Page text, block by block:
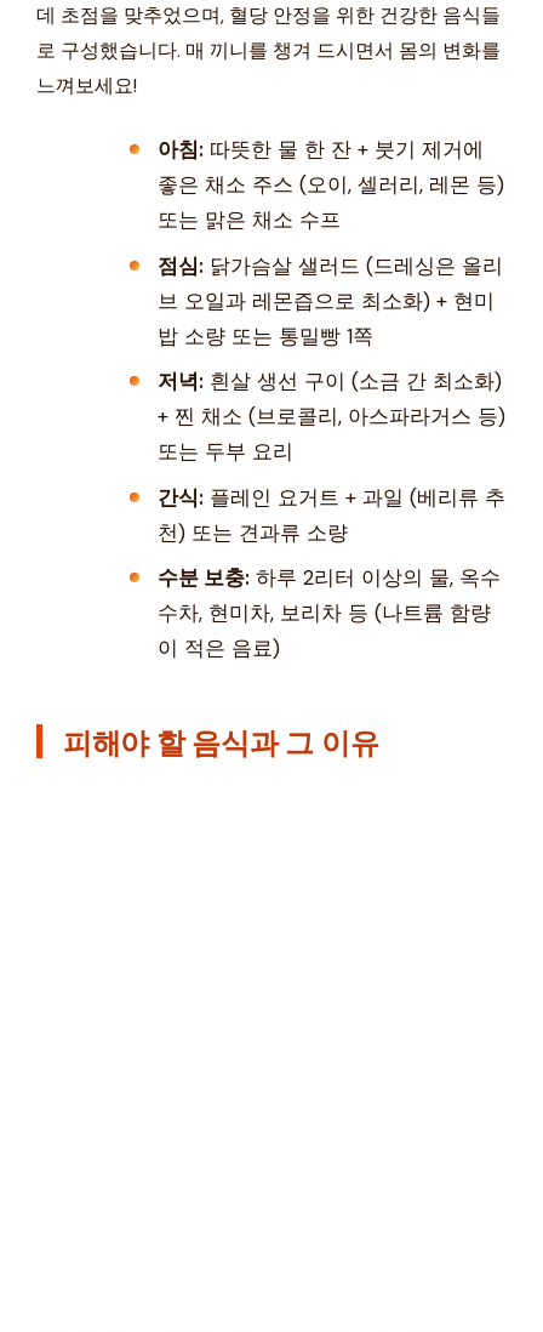
데 초점을 맞추었으며, 혈당 안정을 위한 건강한 음식들
로 구성했습니다. 매 끼니를 챙겨 드시면서 몸의 변화를
느껴보세요!
아침: 따뜻한 물 한 잔 + 붓기 제거에
좋은 채소 주스 (오이, 셀러리, 레몬 등)
또는 맑은 채소 수프
점심: 닭가슴살 샐러드 (드레싱은 올리
브 오일과 레몬즙으로 최소화) + 현미
밥 소량 또는 통밀빵 1쪽
저녁: 흰살 생선 구이 (소금 간 최소화)
+ 찐 채소 (브로콜리, 아스파라거스 등)
또는 두부 요리
간식: 플레인 요거트 + 과일 (베리류 추
천) 또는 견과류 소량
수분 보충: 하루 2리터 이상의 물, 옥수
수차, 현미차, 보리차 등 (나트륨 함량
이 적은 음료)
피해야 할 음식과 그 이유